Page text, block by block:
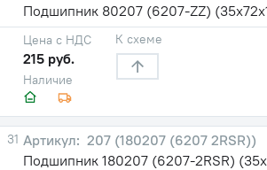
Подшипник 80207 (6207-ZZ)
Наличие
Цена с НДС
215 руб.
К схеме
31
207 (180207 (6207 2RSR))
Подшипник 180207 (6207-2RSR)